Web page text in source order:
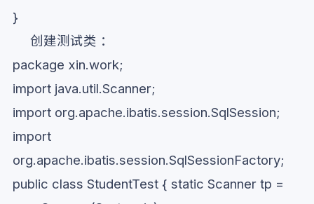
}
创建测试类 ：
package xin.work;
import java.util.Scanner;
import org.apache.ibatis.session.SqlSession;
import
org.apache.ibatis.session.SqlSessionFactory;
public class StudentTest { static Scanner tp =